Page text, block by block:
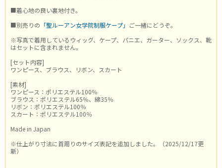
■着心地の良い裏地付き。
■別売りの 「聖ルーアン女学院制服ケープ」 ご一緒にどうぞ。
※写真で着用しているウィッグ、ケープ、パニエ、ガーター、ソックス、靴
はセットに含まれません。
[セット内容]
ワンピース、ブラウス、リボン、スカート
[素材]
ワンピース：ポリエステル100％
ブラウス：ポリエステル65％、綿35％
リボン：ポリエステル100％
スカート：ポリエステル100％
Made in Japan
※仕上がり寸法に首周りのサイズ表記を追加しました。（2025/12/17更
新）